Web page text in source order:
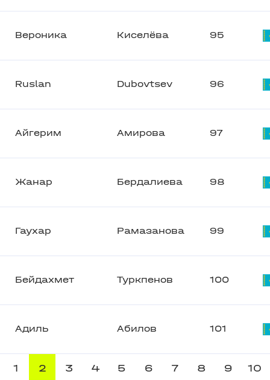
Вероника Киселёва 95
Ruslan Dubovtsev 96
Айгерим Амирова 97
Жанар Бердалиева 98
Гаухар Рамазанова 99
Бейдахмет Туркпенов 100
Адиль Абилов 101
1 2 3 4 5 6 7 8 9 10